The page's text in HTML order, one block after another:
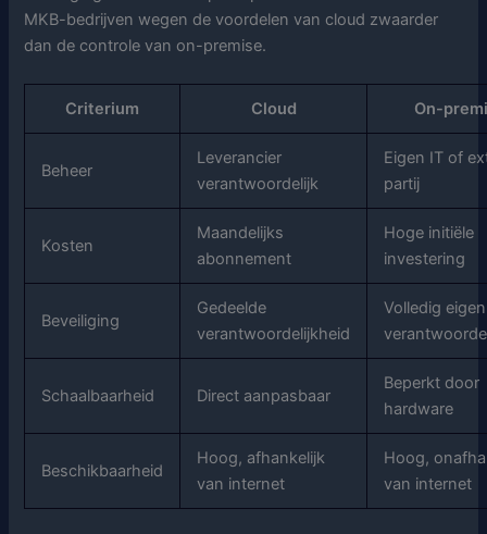
MKB-bedrijven wegen de voordelen van cloud zwaarder
dan de controle van on-premise.
Criterium Cloud On-
Beheer
Leverancier
verantwoordelijk
Eigen IT of
partij
Kosten
Maandelijks
abonnement
Hoge initiële
investering
Beveiliging
Gedeelde
verantwoordelijkheid
Volledig eigen
Schaalbaarheid Direct aanpasbaar
Beperkt door
hardware
Beschikbaarheid
Hoog, afhankelijk
van internet
Hoog,
van internet